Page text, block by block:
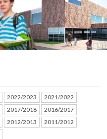
2022/2023
2021/2022
2017/2018
2016/2017
2012/2013
2011/2012